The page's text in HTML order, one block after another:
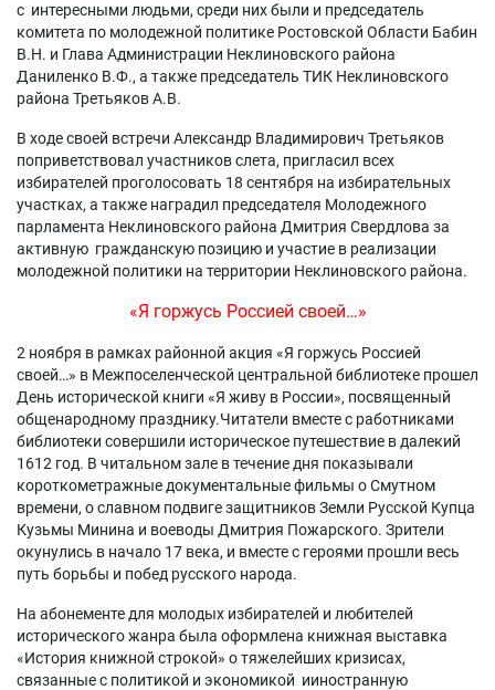
с интересными людьми, среди них были и председатель
комитета по молодежной политике Ростовской Области Бабин
В.Н. и Глава Администрации Неклиновского района
Даниленко В.Ф., а также председатель ТИК Неклиновского
района Третьяков А.В.
В ходе своей встречи Александр Владимирович Третьяков
поприветствовал участников слета, пригласил всех
избирателей проголосовать 18 сентября на избирательных
участках, а также наградил председателя Молодежного
парламента Неклиновского района Дмитрия Свердлова за
активную гражданскую позицию и участие в реализации
молодежной политики на территории Неклиновского района.
«Я горжусь Россией своей…»
2 ноября в рамках районной акция «Я горжусь Россией
своей…» в Межпоселенческой центральной библиотеке прошел
День исторической книги «Я живу в России», посвященный
общенародному празднику.Читатели вместе с работниками
библиотеки совершили историческое путешествие в далекий
1612 год. В читальном зале в течение дня показывали
короткометражные документальные фильмы о Смутном
времени, о славном подвиге защитников Земли Русской Купца
Кузьмы Минина и воеводы Дмитрия Пожарского. Зрители
окунулись в начало 17 века, и вместе с героями прошли весь
путь борьбы и побед русского народа.
На абонементе для молодых избирателей и любителей
исторического жанра была оформлена книжная выставка
«История книжной строкой» о тяжелейших кризисах,
связанные с политикой и экономикой ииностранную